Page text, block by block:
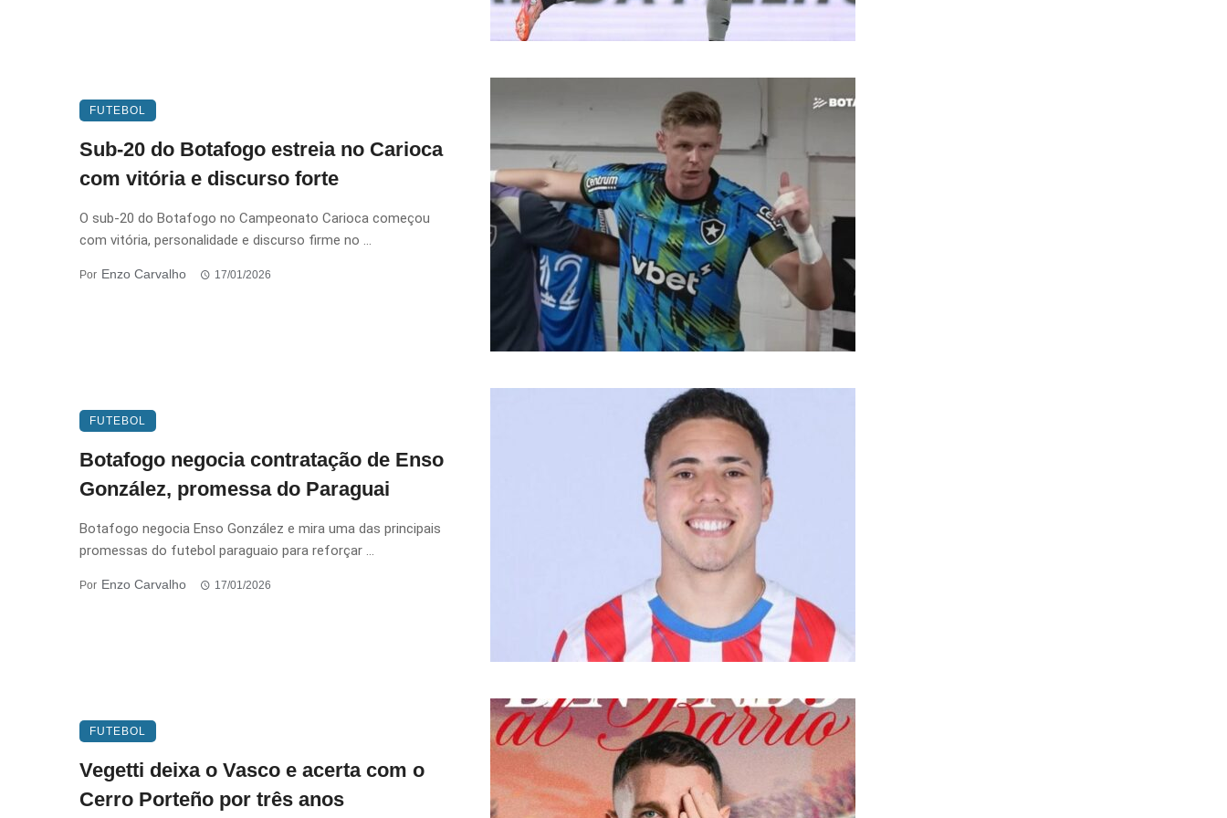
FUTEBOL
Sub-20 do Botafogo estreia no Carioca
com vitória e discurso forte
O sub-20 do Botafogo no Campeonato Carioca começou
com vitória, personalidade e discurso firme no ...
Por Enzo Carvalho 17/01/2026
FUTEBOL
Botafogo negocia contratação de Enso
González, promessa do Paraguai
Botafogo negocia Enso González e mira uma das principais
promessas do futebol paraguaio para reforçar ...
Por Enzo Carvalho 17/01/2026
FUTEBOL
Vegetti deixa o Vasco e acerta com o
Cerro Porteño por três anos